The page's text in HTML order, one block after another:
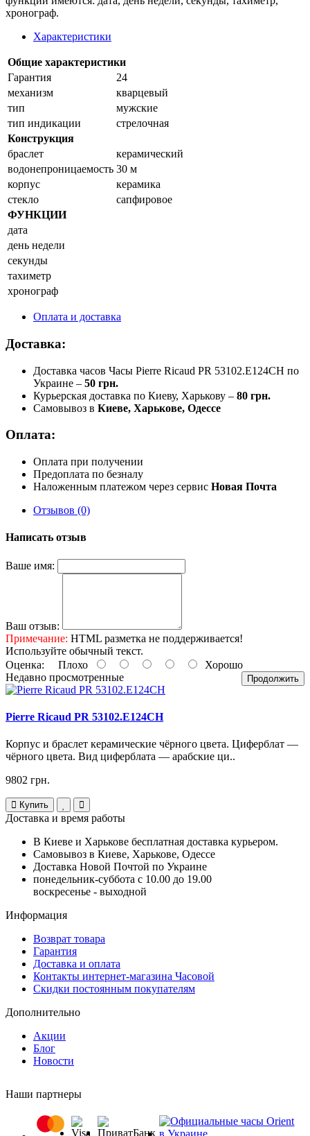
хронограф.
Характеристики
Общие характеристики
Гарантия
24
механизм
кварцевый
тип
мужские
тип индикации
стрелочная
Конструкция
браслет
керамический
водонепроницаемость 30 м
корпус
керамика
стекло
сапфировое
ФУНКЦИИ
дата
день недели
секунды
тахиметр
хронограф
Оплата и доставка
Доставка:
Доставка часов Часы Pierre Ricaud PR 53102.E124CH по
Украине – 50 грн.
Курьерская доставка по Киеву, Харькову – 80 грн.
Самовывоз в Киеве, Харькове, Одессе
Оплата:
Оплата при получении
Предоплата по безналу
Наложенным платежом через сервис Новая Почта
Отзывов (0)
Написать отзыв
Ваше имя:
Ваш отзыв:
Примечание: HTML разметка не поддерживается!
Используйте обычный текст.
Оценка: Плохо Хорошо
Продолжить
Недавно просмотренные
Pierre Ricaud PR 53102.E124CH
Корпус и браслет керамические чёрного цвета. Циферблат —
чёрного цвета. Вид циферблата — арабские ци..
9802 грн.
Купить
Доставка и время работы
В Киеве и Харькове бесплатная доставка курьером.
Самовывоз в Киеве, Харькове, Одессе
Доставка Новой Почтой по Украине
понедельник-суббота с 10.00 до 19.00
воскресенье - выходной
Информация
Возврат товара
Гарантия
Доставка и оплата
Контакты интернет-магазина Часовой
Скидки постоянным покупателям
Дополнительно
Акции
Блог
Новости
Наши партнеры